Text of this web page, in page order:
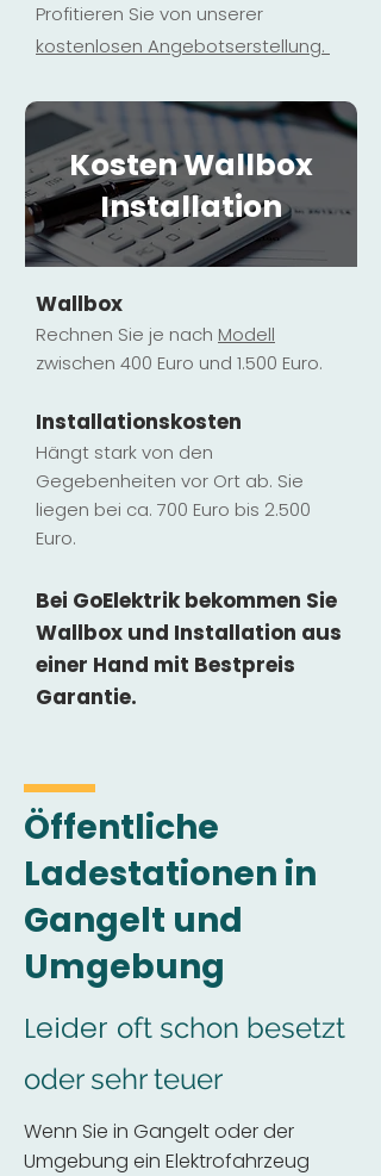
Profitieren Sie von unserer
kostenlosen Angebotserstellung.
Kosten Wallbox
Installation
Wallbox
Rechnen Sie je nach Modell
zwischen 400 Euro und 1.500 Euro.
Installationskosten
Hängt stark von den
Gegebenheiten vor Ort ab. Sie
liegen bei ca. 700 Euro bis 2.500
Euro.
Bei GoElektrik bekommen Sie
Wallbox und Installation aus
einer Hand mit Bestpreis
Garantie.
Öffentliche
Ladestationen in
Gangelt und
Umgebung
Leider oft schon besetzt
oder sehr teuer
Wenn Sie in Gangelt oder der
Umgebung ein Elektrofahrzeug